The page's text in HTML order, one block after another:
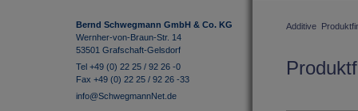
Bernd Schwegmann GmbH & Co. KG
Wernher-von-Braun-Str. 14
53501 Grafschaft-Gelsdorf
Tel +49 (0) 22 25 / 92 26 -0
Fax +49 (0) 22 25 / 92 26 -33
info@SchwegmannNet.de
Additive